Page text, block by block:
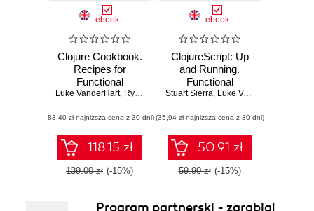
ebook
Clojure Cookbook.
Recipes for
Functional
Programming
Luke VanderHart, Ryan Neufeld
(83,40 zł najniższa cena z 30 dni)
118.15 zł
139.00 zł (-15%)
ebook
ClojureScript: Up
and Running.
Functional
Programming for
Stuart Sierra, Luke VanderHart
(35,94 zł najniższa cena z 30 dni)
50.91 zł
59.90 zł (-15%)
Program partnerski - zarabiaj